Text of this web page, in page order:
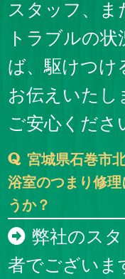
スタッフ、ま
トラブルの
ば、駆けつけ
お伝えいたし
ご安心くださ
宮城県石巻市
浴室のつまり修
うか？
弊社のス
者でございま